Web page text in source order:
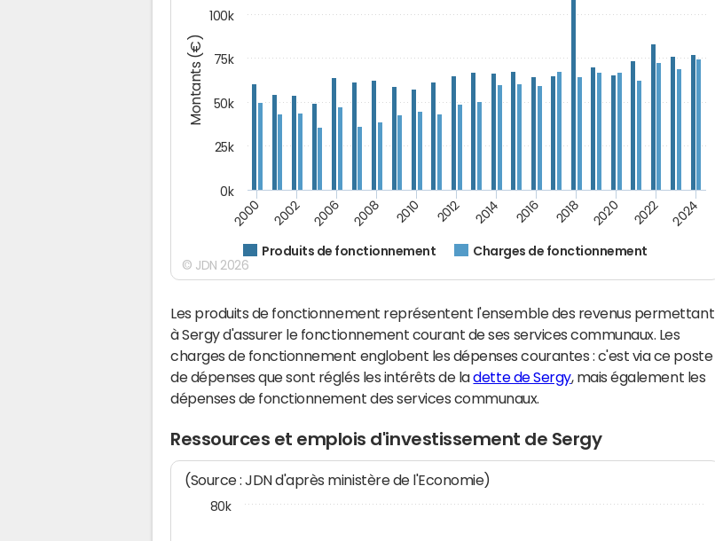
Montants (€)
Produits de fonctionnement Charges de fonctionnement
2000 2002 2006 2008 2010 2012 2014 2016 2018 2020 2022 2024
0k
25k
50k
75k
100k
© JDN 2026
Les produits de fonctionnement représentent l'ensemble des revenus permettant
à Sergy d'assurer le fonctionnement courant de ses services communaux. Les
charges de fonctionnement englobent les dépenses courantes : c'est via ce poste
de dépenses que sont réglés les intérêts de ladette de Sergy, mais également les
dépenses de fonctionnement des services communaux.
Ressources et emplois d'investissement de Sergy
(Source : JDN d'après ministère de l'Economie)
80k